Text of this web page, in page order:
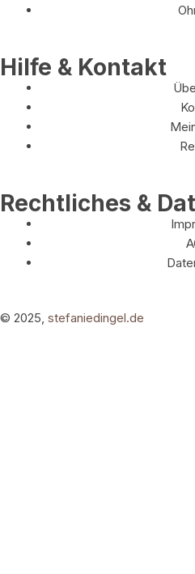
Hilfe & Kontakt
Rechtliches &
© 2025, stefaniedingel.de